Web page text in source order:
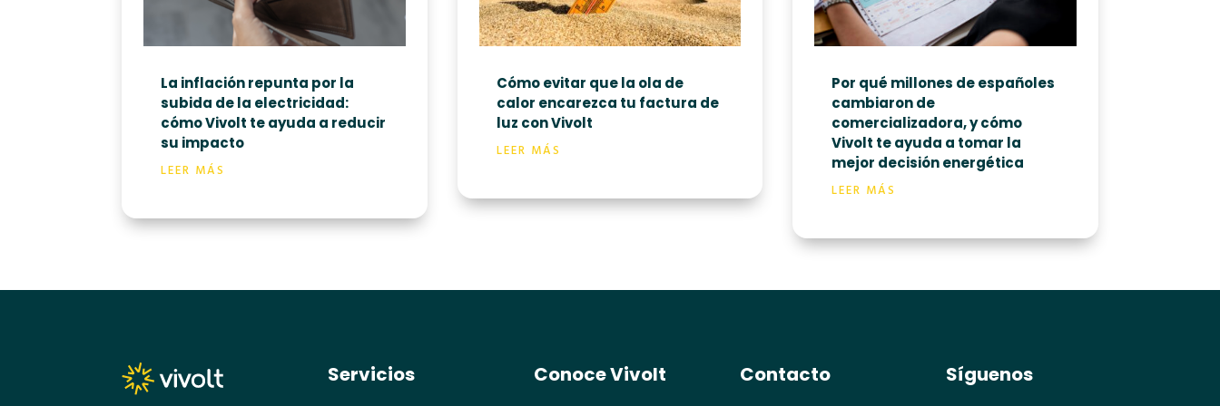
La inflación repunta por la
subida de la electricidad:
cómo Vivolt te ayuda a reducir
su impacto
LEER MÁS
Cómo evitar que la ola de
calor encarezca tu factura de
luz con Vivolt
LEER MÁS
Por qué millones de españoles
cambiaron de
comercializadora, y cómo
Vivolt te ayuda a tomar la
mejor decisión energética
LEER MÁS
Servicios Conoce Vivolt Contacto Síguenos